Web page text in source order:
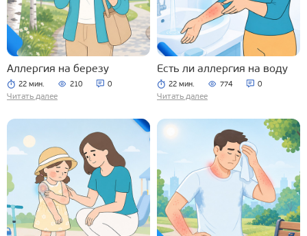
Аллергия на березу
22 мин. 210 0
Читать далее
Есть ли аллергия на воду
22 мин. 774 0
Читать далее